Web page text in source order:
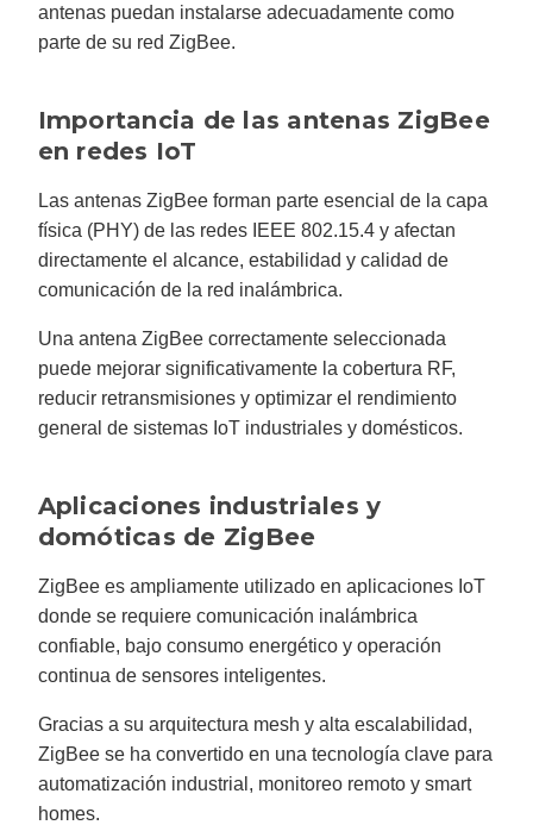
antenas puedan instalarse adecuadamente como
parte de su red ZigBee.
Importancia de las antenas ZigBee
en redes IoT
Las antenas ZigBee forman parte esencial de la capa
física (PHY) de las redes IEEE 802.15.4 y afectan
directamente el alcance, estabilidad y calidad de
comunicación de la red inalámbrica.
Una antena ZigBee correctamente seleccionada
puede mejorar significativamente la cobertura RF,
reducir retransmisiones y optimizar el rendimiento
general de sistemas IoT industriales y domésticos.
Aplicaciones industriales y
domóticas de ZigBee
ZigBee es ampliamente utilizado en aplicaciones IoT
donde se requiere comunicación inalámbrica
confiable, bajo consumo energético y operación
continua de sensores inteligentes.
Gracias a su arquitectura mesh y alta escalabilidad,
ZigBee se ha convertido en una tecnología clave para
automatización industrial, monitoreo remoto y smart
homes.